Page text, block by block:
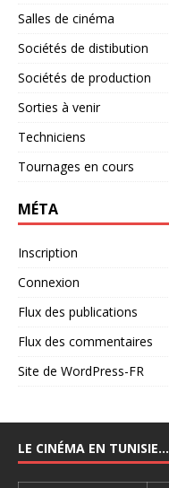
Salles de cinéma
Sociétés de distibution
Sociétés de production
Sorties à venir
Techniciens
Tournages en cours
MÉTA
Inscription
Connexion
Flux des publications
Flux des commentaires
Site de WordPress-FR
LE CINÉMA EN TUNISIE…